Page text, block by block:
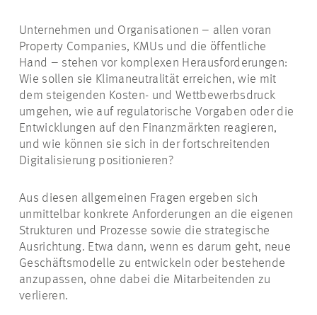
Unternehmen und Organisationen – allen voran
Property Companies, KMUs und die öffentliche
Hand – stehen vor komplexen Herausforderungen:
Wie sollen sie Klimaneutralität erreichen, wie mit
dem steigenden Kosten- und Wettbewerbsdruck
umgehen, wie auf regulatorische Vorgaben oder die
Entwicklungen auf den Finanzmärkten reagieren,
und wie können sie sich in der fortschreitenden
Digitalisierung positionieren?
Aus diesen allgemeinen Fragen ergeben sich
unmittelbar konkrete Anforderungen an die eigenen
Strukturen und Prozesse sowie die strategische
Ausrichtung. Etwa dann, wenn es darum geht, neue
Geschäftsmodelle zu entwickeln oder bestehende
anzupassen, ohne dabei die Mitarbeitenden zu
verlieren.